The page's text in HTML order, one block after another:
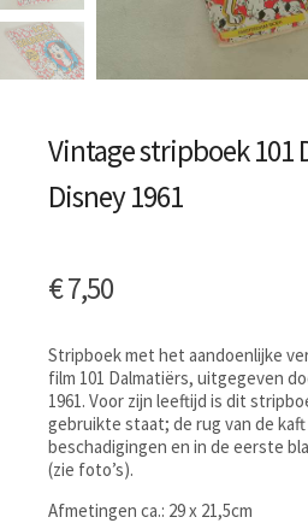
Vintage stripboek 101
Disney 1961
€7,50
Stripboek met het aandoenlijke
film 101 Dalmatiërs, uitgegeven
1961. Voor zijn leeftijd is dit
gebruikte staat; de rug van de
beschadigingen en in de eerste
(zie foto’s).
Afmetingen ca.: 29 x 21,5cm